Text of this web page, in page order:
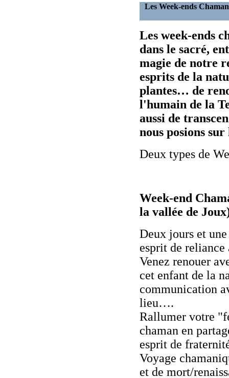
Les Week-ends
Les week-ends
dans le sacré,
magie de notre
esprits de la
plantes… de
l'humain de la
aussi de
nous posions
Deux types de
Week-end
la vallée de
Deux jours et
esprit de reliance
Venez renouer
cet enfant de la
communication
lieu….
Rallumer votre
chaman en
esprit de
Voyage
et de mort/